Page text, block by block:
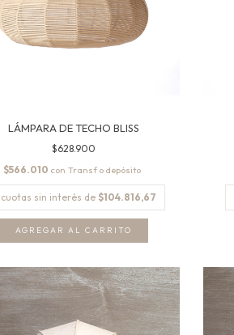
LÁMPARA DE TECHO BLISS
$628.900
$566.010 con
cuotas sin interés de $104.816,67